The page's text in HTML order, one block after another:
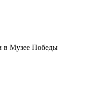
в Музее Победы